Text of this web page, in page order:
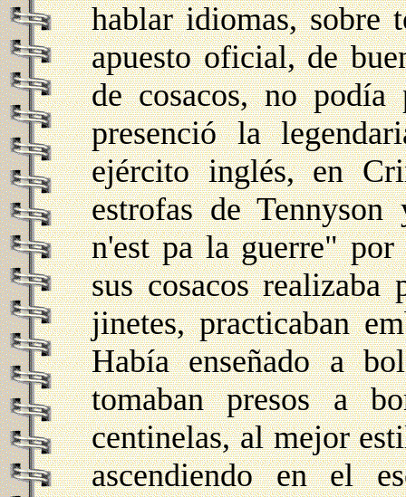
hablar idiomas, sobre
apuesto oficial, de
de cosacos, no podía
presenció la
ejército inglés, en
estrofas de
n'est pa la guerre"
sus cosacos realizaba
jinetes, practicaban
Había enseñado a
tomaban presos a
centinelas, al mejor
ascendiendo en el